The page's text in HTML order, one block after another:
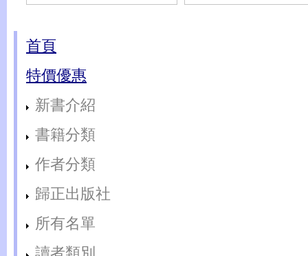
首頁
特價優惠
新書介紹
書籍分類
作者分類
歸正出版社
所有名單